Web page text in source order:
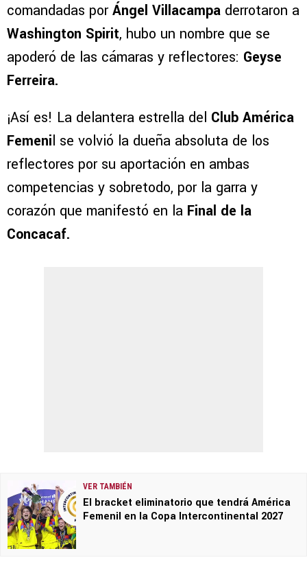
comandadas porÁngel Villacampa derrotaron a
Washington Spirit, hubo un nombre que se
apoderó de las cámaras y reflectores: Geyse
Ferreira.
¡Así es! La delantera estrella del Club América
Femenil se volvió la dueña absoluta de los
reflectores por su aportación en ambas
competencias y sobretodo, por la garra y
corazón que manifestó en la Final de la
Concacaf.
VER TAMBIÉN
El bracket eliminatorio que tendrá América
Femenil en la Copa Intercontinental 2027